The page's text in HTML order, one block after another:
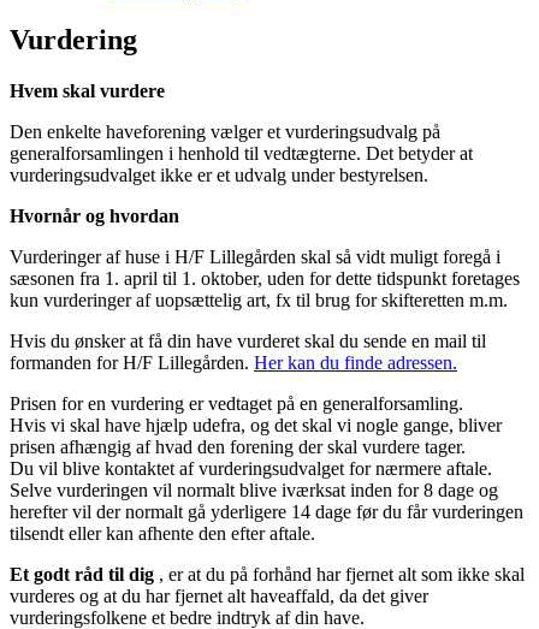
Vurdering
Hvem skal vurdere
Den enkelte haveforening vælger et vurderingsudvalg på
generalforsamlingen i henhold til vedtægterne. Det betyder at
vurderingsudvalget ikke er et udvalg under bestyrelsen.
Hvornår og hvordan
Vurderinger af huse i H/F Lillegården skal så vidt muligt foregå i
sæsonen fra 1. april til 1. oktober, uden for dette tidspunkt foretages
kun vurderinger af uopsættelig art, fx til brug for skifteretten m.m.
Hvis du ønsker at få din have vurderet skal du sende en mail til
formanden for H/F Lillegården. Her kan du finde adressen.
Prisen for en vurdering er vedtaget på en generalforsamling.
Hvis vi skal have hjælp udefra, og det skal vi nogle gange, bliver
prisen afhængig af hvad den forening der skal vurdere tager.
Du vil blive kontaktet af vurderingsudvalget for nærmere aftale.
Selve vurderingen vil normalt blive iværksat inden for 8 dage og
herefter vil der normalt gå yderligere 14 dage før du får vurderingen
tilsendt eller kan afhente den efter aftale.
Et godt råd til dig , er at du på forhånd har fjernet alt som ikke skal
vurderes og at du har fjernet alt haveaffald, da det giver
vurderingsfolkene et bedre indtryk af din have.